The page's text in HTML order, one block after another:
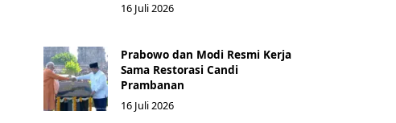
16 Juli 2026
Prabowo dan Modi Resmi Kerja
Sama Restorasi Candi
Prambanan
16 Juli 2026